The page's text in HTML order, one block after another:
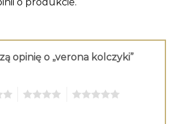
opinię o „verona kolczyki”